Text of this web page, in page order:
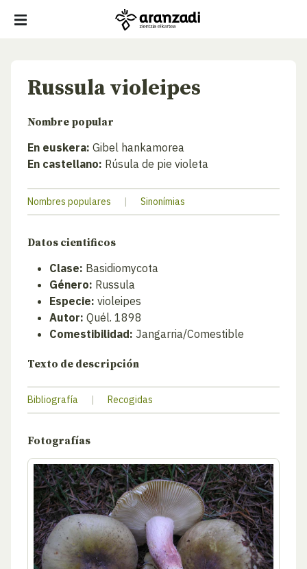
Russula violeipes
Nombre popular
En euskera: Gibel hankamorea
En castellano: Rúsula de pie violeta
Nombres populares | Sinonímias
Datos cientificos
Clase: Basidiomycota
Género: Russula
Especie: violeipes
Autor: Quél. 1898
Comestibilidad: Jangarria/Comestible
Texto de descripción
Bibliografía | Recogidas
Fotografías